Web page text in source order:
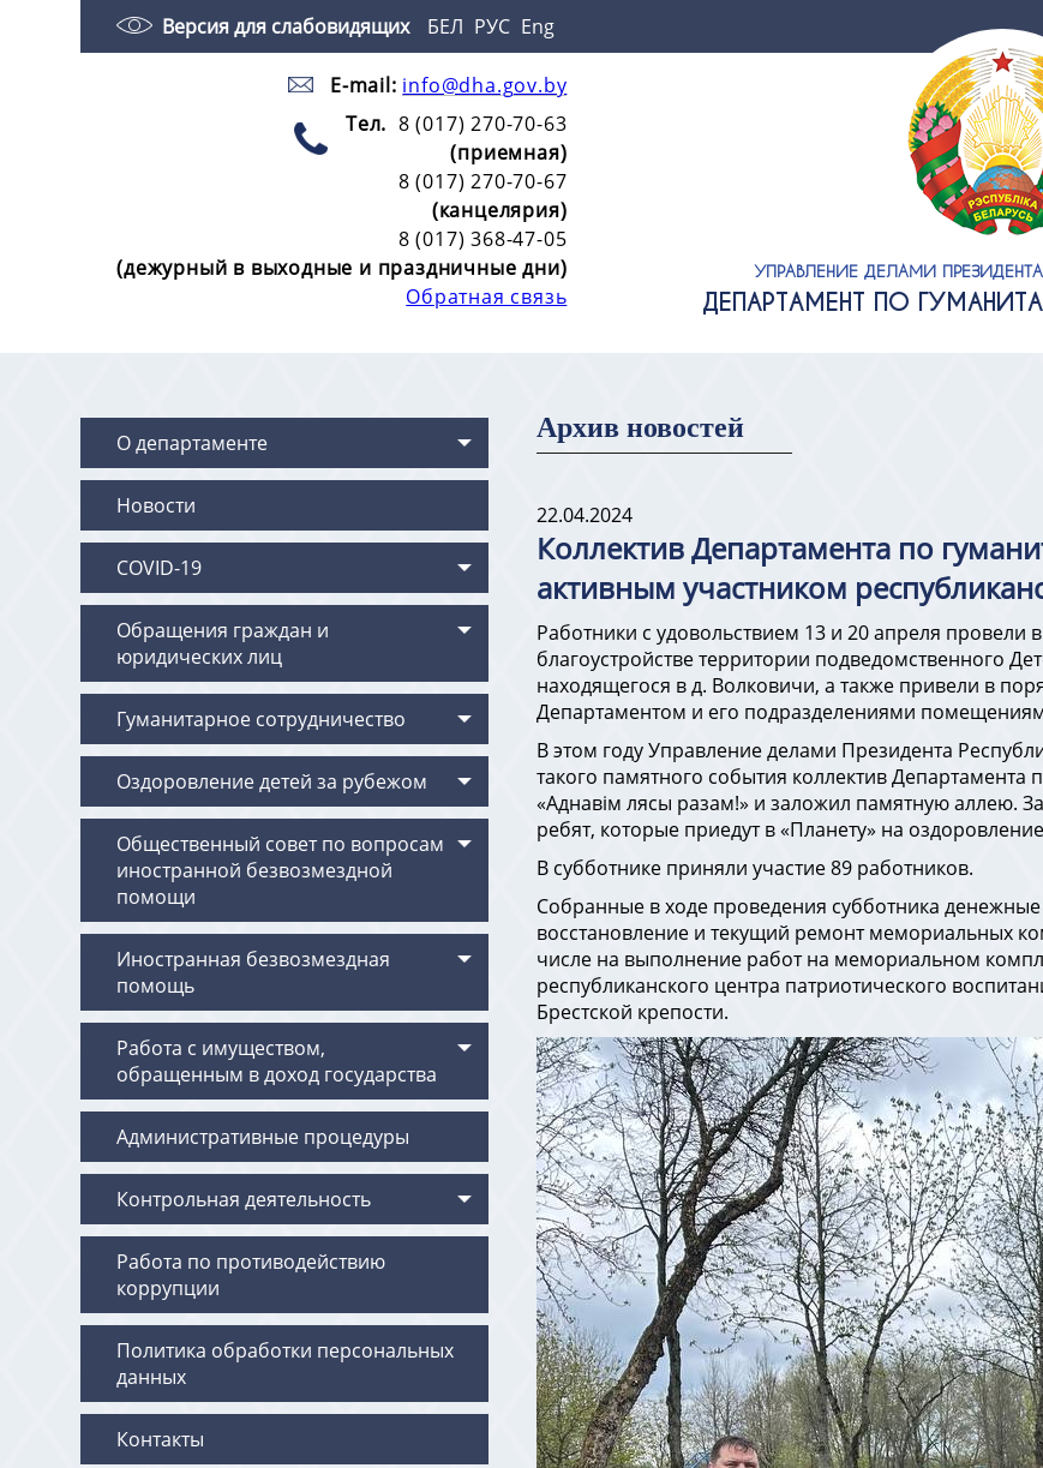
Версия для слабовидящих БЕЛ РУС Eng
E-mail: info@dha.gov.by
Тел. 8 (017) 270-70-63
(приемная)
8 (017) 270-70-67
(канцелярия)
8 (017) 368-47-05
(дежурный в выходные и праздничные дни)
Обратная связь
УПРАВЛЕНИЕ ДЕЛАМИ
ДЕПАРТАМЕНТ ПО
О департаменте
Новости
COVID-19
Обращения граждан и
юридических лиц
Гуманитарное сотрудничество
Оздоровление детей за рубежом
Общественный совет по вопросам
иностранной безвозмездной
помощи
Иностранная безвозмездная
помощь
Работа с имуществом,
обращенным в доход государства
Административные процедуры
Контрольная деятельность
Работа по противодействию
коррупции
Политика обработки персональных
данных
Контакты
Архив новостей
22.04.2024
Коллектив Департамента по
активным участником
Работники с удовольствием 13 и 20 апреля
благоустройстве территории подведомственного
находящегося в д. Волковичи, а также привели в
Департаментом и его подразделениями
В этом году Управление делами Президента
такого памятного события коллектив Департамента
«Аднавім лясы разам!» и заложил памятную аллею.
ребят, которые приедут в «Планету» на
В субботнике приняли участие 89 работников.
Собранные в ходе проведения субботника
восстановление и текущий ремонт мемориальных
числе на выполнение работ на мемориальном
республиканского центра патриотического
Брестской крепости.